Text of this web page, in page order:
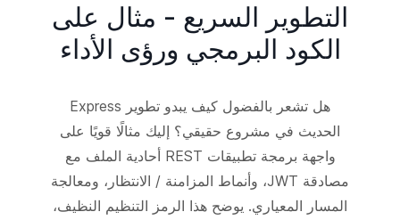
التطوير السريع - مثال على
الكود البرمجي ورؤى الأداء
هل تشعر بالفضول كيف يبدو تطوير Express
الحديث في مشروع حقيقي؟ إليك مثالًا قويًا على
واجهة برمجة تطبيقات REST أحادية الملف مع
مصادقة JWT، وأنماط المزامنة / الانتظار، ومعالجة
المسار المعياري. يوضح هذا الرمز التنظيم النظيف،